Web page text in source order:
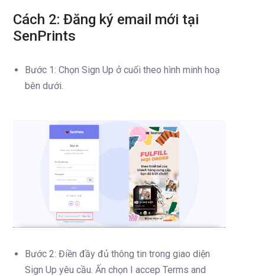
Cách 2: Đăng ký email mới tại
SenPrints
Bước 1: Chọn Sign Up ở cuối theo hình minh hoạ
bên dưới.
Bước 2: Điền đầy đủ thông tin trong giao diện
Sign Up yêu cầu. Ấn chọn I accep Terms and